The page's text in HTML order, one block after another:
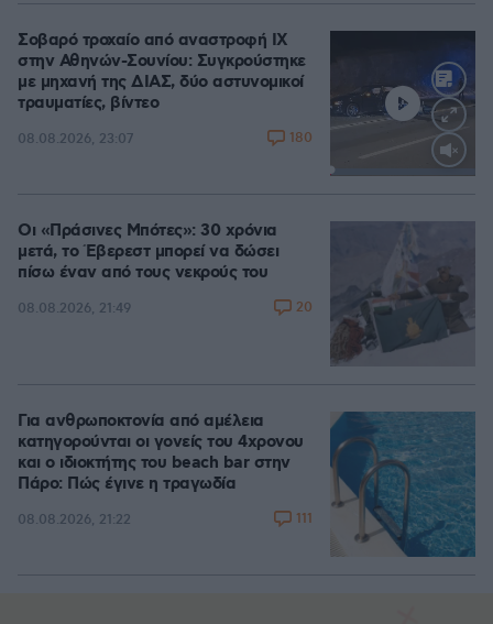
Σοβαρό τροχαίο από αναστροφή ΙΧ
στην Αθηνών-Σουνίου: Συγκρούστηκε
με μηχανή της ΔΙΑΣ, δύο αστυνομικοί
τραυματίες, βίντεο
08.08.2026, 23:07 180
Οι «Πράσινες Μπότες»: 30 χρόνια
μετά, το Έβερεστ μπορεί να δώσει
πίσω έναν από τους νεκρούς του
08.08.2026, 21:49 20
Για ανθρωποκτονία από αμέλεια
κατηγορούνται οι γονείς του 4χρονου
και ο ιδιοκτήτης του beach bar στην
Πάρο: Πώς έγινε η τραγωδία
08.08.2026, 21:22 111